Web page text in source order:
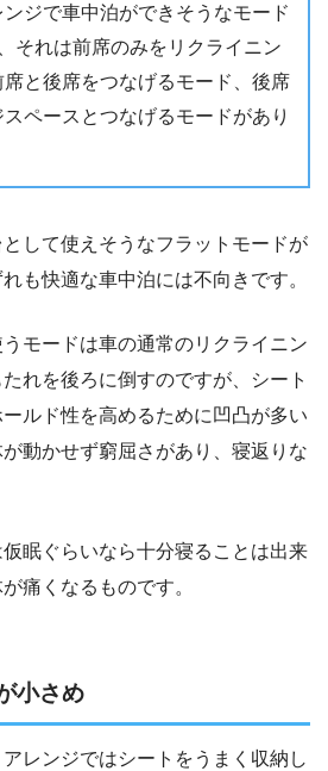
ジで車中泊ができそうなモード
それは前席のみをリクライニン
と後席をつなげるモード、後席
ペースとつなげるモードがあり
して使えそうなフラットモードが
も快適な車中泊には不向きです。
モードは車の通常のリクライニン
れを後ろに倒すのですが、シート
ルド性を高めるために凹凸が多い
動かせず窮屈さがあり、寝返りな
眠ぐらいなら十分寝ることは出来
痛くなるものです。
小さめ
レンジではシートをうまく収納し